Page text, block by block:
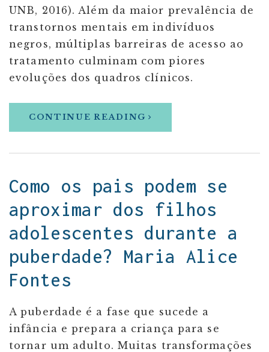
UNB, 2016). Além da maior prevalência de
transtornos mentais em indivíduos
negros, múltiplas barreiras de acesso ao
tratamento culminam com piores
evoluções dos quadros clínicos.
CONTINUE READING
Como os pais podem se
aproximar dos filhos
adolescentes durante a
puberdade? Maria Alice
Fontes
A puberdade é a fase que sucede a
infância e prepara a criança para se
tornar um adulto. Muitas transformações